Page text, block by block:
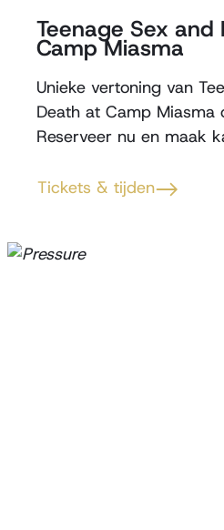
Teenage Sex
Camp Miasma
Unieke vertoning van
Death at Camp
Reserveer nu en maak
Tickets & tijden